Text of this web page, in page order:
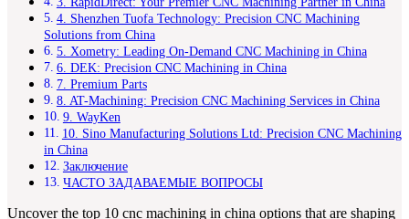
4. Shenzhen Tuofa Technology: Precision CNC Machining
Solutions from China
5. Xometry: Leading On-Demand CNC Machining in China
6. DEK: Precision CNC Machining in China
7. Premium Parts
8. AT-Machining: Precision CNC Machining Services in China
9. WayKen
10. Sino Manufacturing Solutions Ltd: Precision CNC Machining
in China
Заключение
ЧАСТО ЗАДАВАЕМЫЕ ВОПРОСЫ
Uncover the top 10 cnc machining in china options that are shaping